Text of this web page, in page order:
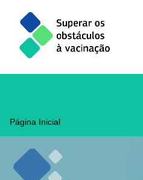
content
Página Inicial